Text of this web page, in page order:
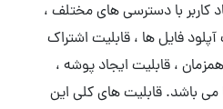
کاربر با دسترسی های مختلف ،
فایل ها ، قابلیت اشتراک
، قابلیت ایجاد پوشه ،
باشد. قابلیت های کلی این